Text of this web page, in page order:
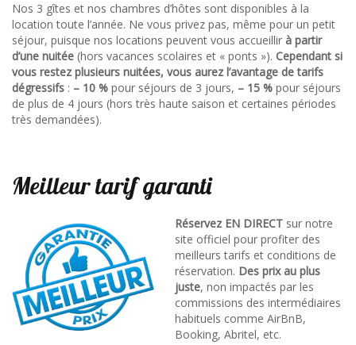
Nos 3 gîtes et nos chambres d’hôtes sont disponibles à la
location toute l’année. Ne vous privez pas, même pour un petit
séjour, puisque nos locations peuvent vous accueillir à partir
d’une nuitée (hors vacances scolaires et « ponts »). Cependant si
vous restez plusieurs nuitées, vous aurez l’avantage de tarifs
dégressifs : – 10 % pour séjours de 3 jours, – 15 % pour séjours
de plus de 4 jours (hors très haute saison et certaines périodes
très demandées).
Meilleur tarif garanti
Réservez EN DIRECT sur notre
site officiel pour profiter des
meilleurs tarifs et conditions de
réservation. Des prix au plus
juste, non impactés par les
commissions des intermédiaires
habituels comme AirBnB,
Booking, Abritel, etc.